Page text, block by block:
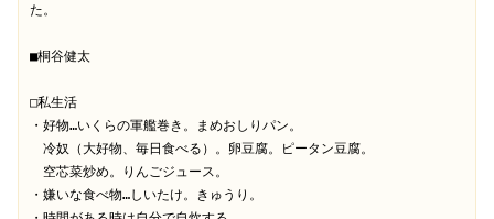
た。
■桐谷健太
□私生活
・好物…いくらの軍艦巻き。まめおしりパン。
冷奴（大好物、毎日食べる）。卵豆腐。ピータン豆腐。
空芯菜炒め。りんごジュース。
・嫌いな食べ物…しいたけ。きゅうり。